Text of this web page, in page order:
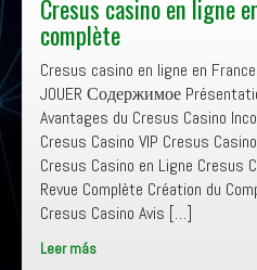
–
Ocena
Platformy,
Gier
Płatności
Cresus casino en ligne
complète
Cresus casino en ligne en
JOUER Содержимое
Avantages du Cresus Casino
Cresus Casino VIP Cresus
Cresus Casino en Ligne Cresus
Revue Complète Création du
Cresus Casino Avis […]